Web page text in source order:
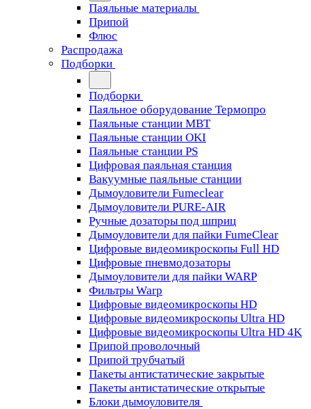
Паяльные материалы
Припой
Флюс
Распродажа
Подборки
Подборки
Паяльное оборудование Термопро
Паяльные станции MBT
Паяльные станции OKI
Паяльные станции PS
Цифровая паяльная станция
Вакуумные паяльные станции
Дымоуловители Fumeclear
Дымоуловители PURE-AIR
Ручные дозаторы под шприц
Дымоуловители для пайки FumeClear
Цифровые видеомикроскопы Full HD
Цифровые пневмодозаторы
Дымоуловители для пайки WARP
Фильтры Warp
Цифровые видеомикроскопы HD
Цифровые видеомикроскопы Ultra HD
Цифровые видеомикроскопы Ultra HD 4K
Припой проволочный
Припой трубчатый
Пакеты антистатические закрытые
Пакеты антистатические открытые
Блоки дымоуловителя